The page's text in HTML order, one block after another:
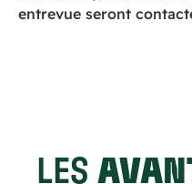
entrevue seront
LES